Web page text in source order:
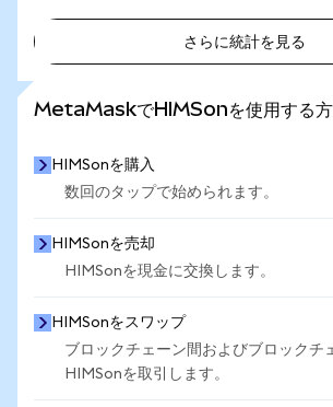
さらに統計を見る
MetaMaskでHIMSonを使用する
HIMSonを購入
数回のタップで始められます。
HIMSonを売却
HIMSonを現金に交換します。
HIMSonをスワップ
ブロックチェーン間およびブロックチ
HIMSonを取引します。